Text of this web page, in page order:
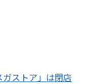
ストア」は閉店